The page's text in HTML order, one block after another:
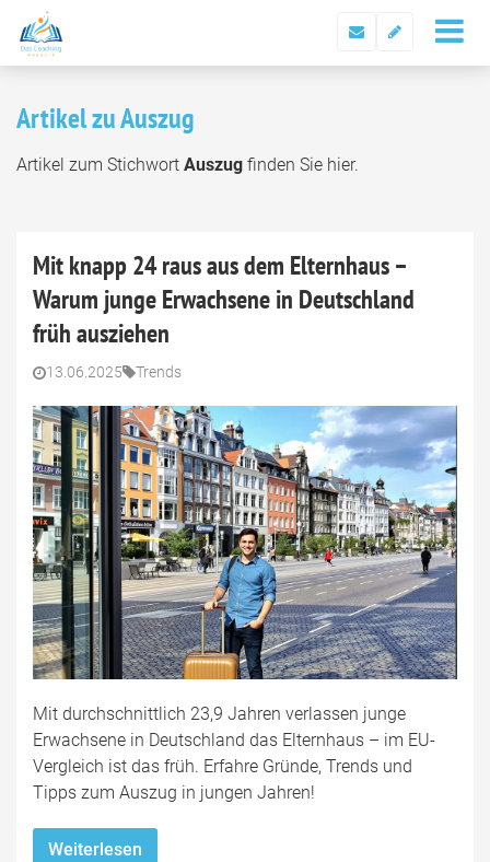
Artikel zu Auszug
Artikel zum Stichwort Auszug finden Sie hier.
Mit knapp 24 raus aus dem Elternhaus –
Warum junge Erwachsene in Deutschland
früh ausziehen
13.06.2025 Trends
Mit durchschnittlich 23,9 Jahren verlassen junge
Erwachsene in Deutschland das Elternhaus – im EU-
Vergleich ist das früh. Erfahre Gründe, Trends und
Tipps zum Auszug in jungen Jahren!
Weiterlesen